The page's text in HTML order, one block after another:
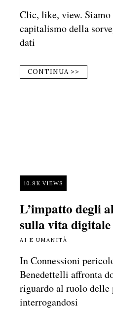
Clic, like, view.
capitalismo della
dati
CONTINUA >>
10.8K VIEWS
L’impatto degli
sulla vita digitale
AI E UMANITÀ
In Connessioni
Benedettelli affronta
riguardo al ruolo
interrogandosi